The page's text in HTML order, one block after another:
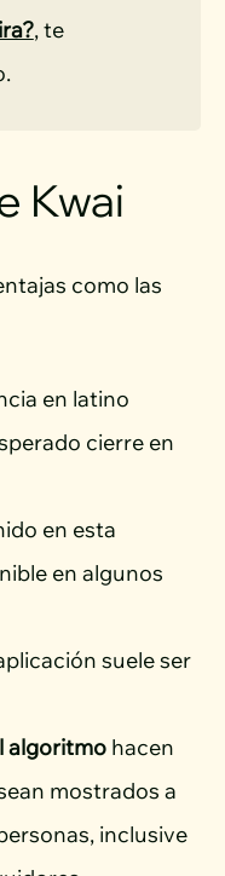
, te
enseñamos a solucionarlo.
Kwai
como las
en latino
cierre en
en esta
en algunos
suele ser
algoritmo hacen
mostrados a
inclusive